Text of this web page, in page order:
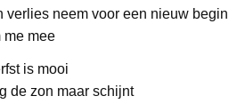
verlies neem voor een nieuw begin
me mee
is mooi
de zon maar schijnt